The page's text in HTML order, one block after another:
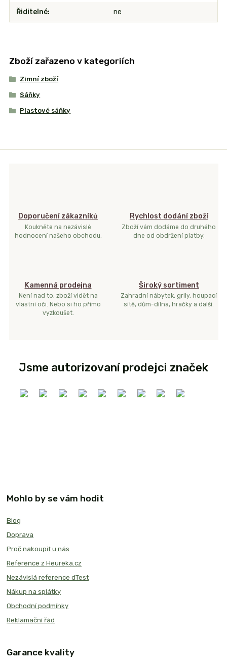
Řiditelné ne
Zboží zařazeno v kategoriích
Zimní zboží
Sáňky
Plastové sáňky
Doporučení zákazníků
Koukněte na nezávislé
hodnocení našeho obchodu.
Rychlost dodání zboží
Zboží vám dodáme do druhého
dne od obdržení platby.
Kamenná prodejna
Není nad to, zboží vidět na
vlastní oči. Nebo si ho přímo
vyzkoušet.
Široký sortiment
Zahradní nábytek, grily, houpací
sítě, dům-dílna, hračky a další.
Jsme autorizovaní prodejci značek
Mohlo by se vám hodit
Blog
Doprava
Proč nakoupit u nás
Reference z Heureka.cz
Nezávislá reference dTest
Nákup na splátky
Obchodní podmínky
Reklamační řád
Garance kvality